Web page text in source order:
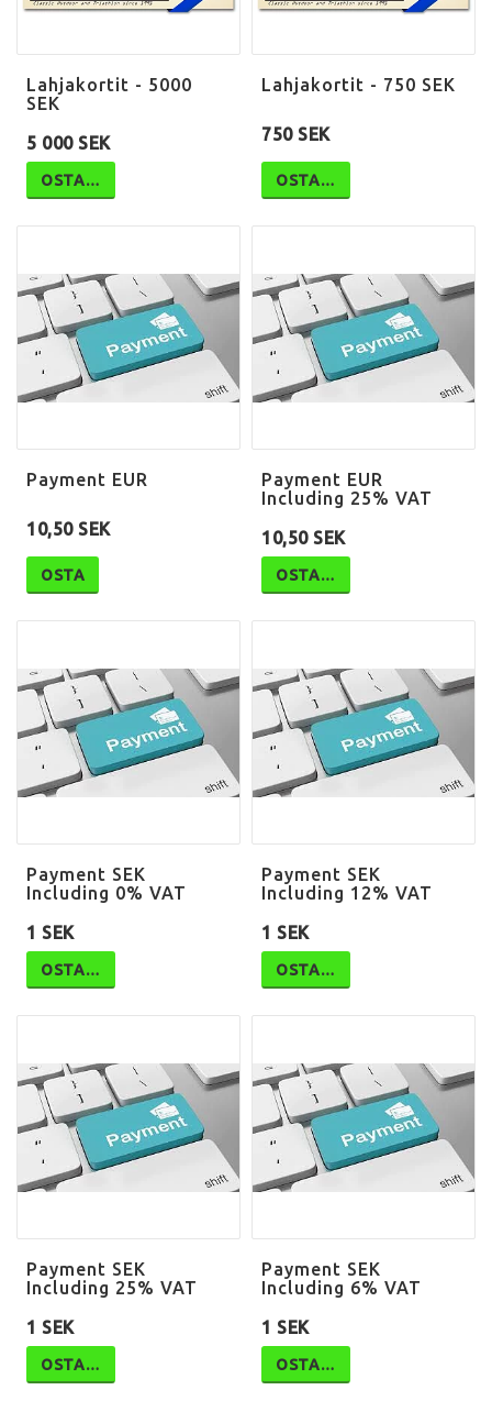
Lahjakortit - 5000
SEK
5 000 SEK
OSTA…
Lahjakortit - 750 SEK
750 SEK
OSTA…
Payment EUR
10,50 SEK
OSTA
Payment EUR
Including 25% VAT
10,50 SEK
OSTA…
Payment SEK
Including 0% VAT
1 SEK
OSTA…
Payment SEK
Including 12% VAT
1 SEK
OSTA…
Payment SEK
Including 25% VAT
1 SEK
OSTA…
Payment SEK
Including 6% VAT
1 SEK
OSTA…